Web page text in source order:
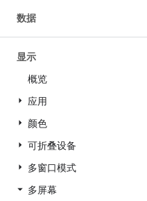
数据
显示
概览
应用
颜色
可折叠设备
多窗口模式
多屏幕